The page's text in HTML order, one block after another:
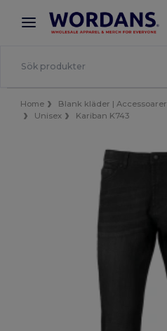
× Wordans-app
Bättre priser i appen!
Home Blank kläder | Accessoarer
Unisex
Kariban K743